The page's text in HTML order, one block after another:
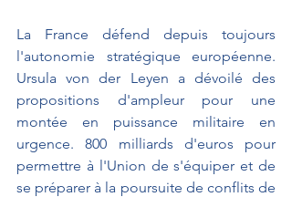
La France défend depuis toujours
l'autonomie stratégique européenne.
Ursula von der Leyen a dévoilé des
propositions d'ampleur pour une
montée en puissance militaire en
urgence. 800 milliards d'euros pour
permettre à l'Union de s'équiper et de
se préparer à la poursuite de conflits de